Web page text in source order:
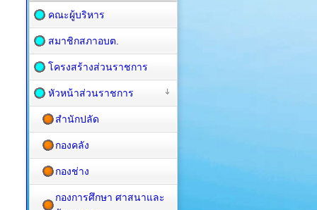
คณะผู้บริหาร
สมาชิกสภาอบต.
โครงสร้างส่วนราชการ
หัวหน้าส่วนราชการ
สำนักปลัด
กองคลัง
กองช่าง
กองการศึกษา ศาสนาและ